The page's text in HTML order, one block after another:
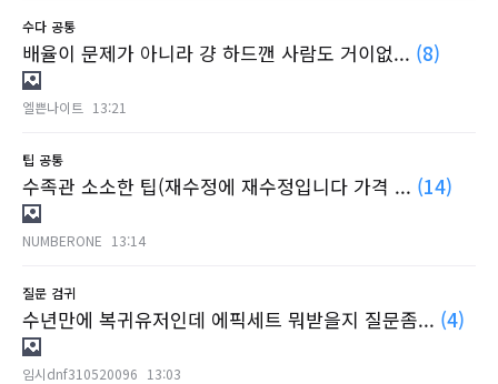
수다 공통
배율이 문제가 아니라 걍 하드깬 사람도 거이없... (8)
엘쁜나이트 13:21
팁 공통
수족관 소소한 팁(재수정에 재수정입니다 가격 ... (14)
NUMBERONE 13:14
질문 검귀
수년만에 복귀유저인데 에픽세트 뭐받을지 질문좀... (4)
임시dnf310520096 13:03